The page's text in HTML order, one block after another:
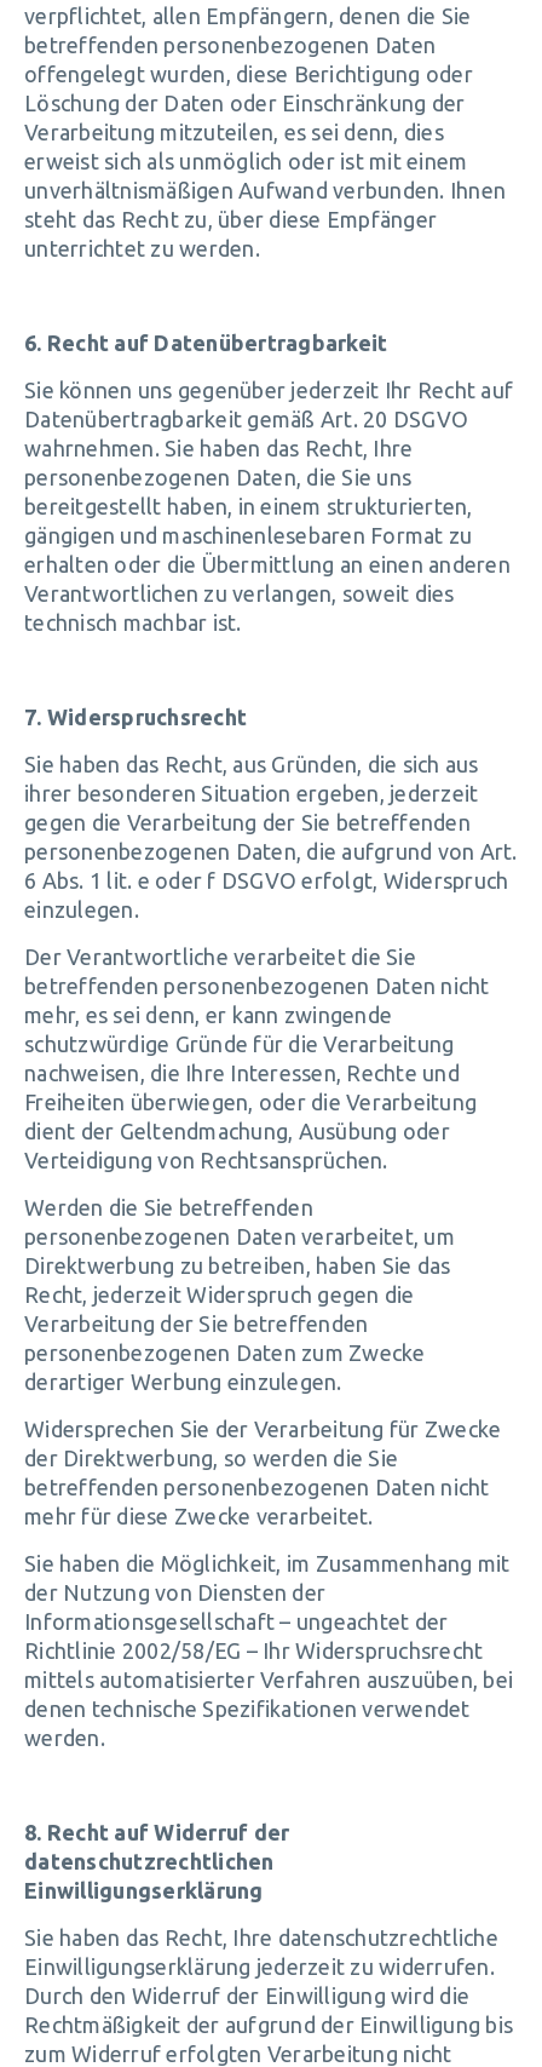
verpflichtet, allen Empfängern, denen die Sie
betreffenden personenbezogenen Daten
offengelegt wurden, diese Berichtigung oder
Löschung der Daten oder Einschränkung der
Verarbeitung mitzuteilen, es sei denn, dies
erweist sich als unmöglich oder ist mit einem
unverhältnismäßigen Aufwand verbunden. Ihnen
steht das Recht zu, über diese Empfänger
unterrichtet zu werden.
6. Recht auf Datenübertragbarkeit
Sie können uns gegenüber jederzeit Ihr Recht auf
Datenübertragbarkeit gemäß Art. 20 DSGVO
wahrnehmen. Sie haben das Recht, Ihre
personenbezogenen Daten, die Sie uns
bereitgestellt haben, in einem strukturierten,
gängigen und maschinenlesebaren Format zu
erhalten oder die Übermittlung an einen anderen
Verantwortlichen zu verlangen, soweit dies
technisch machbar ist.
7. Widerspruchsrecht
Sie haben das Recht, aus Gründen, die sich aus
ihrer besonderen Situation ergeben, jederzeit
gegen die Verarbeitung der Sie betreffenden
personenbezogenen Daten, die aufgrund von Art.
6 Abs. 1 lit. e oder f DSGVO erfolgt, Widerspruch
einzulegen.
Der Verantwortliche verarbeitet die Sie
betreffenden personenbezogenen Daten nicht
mehr, es sei denn, er kann zwingende
schutzwürdige Gründe für die Verarbeitung
nachweisen, die Ihre Interessen, Rechte und
Freiheiten überwiegen, oder die Verarbeitung
dient der Geltendmachung, Ausübung oder
Verteidigung von Rechtsansprüchen.
Werden die Sie betreffenden
personenbezogenen Daten verarbeitet, um
Direktwerbung zu betreiben, haben Sie das
Recht, jederzeit Widerspruch gegen die
Verarbeitung der Sie betreffenden
personenbezogenen Daten zum Zwecke
derartiger Werbung einzulegen.
Widersprechen Sie der Verarbeitung für Zwecke
der Direktwerbung, so werden die Sie
betreffenden personenbezogenen Daten nicht
mehr für diese Zwecke verarbeitet.
Sie haben die Möglichkeit, im Zusammenhang mit
der Nutzung von Diensten der
Informationsgesellschaft – ungeachtet der
Richtlinie 2002/58/EG – Ihr Widerspruchsrecht
mittels automatisierter Verfahren auszuüben, bei
denen technische Spezifikationen verwendet
werden.
8. Recht auf Widerruf der
datenschutzrechtlichen
Einwilligungserklärung
Sie haben das Recht, Ihre datenschutzrechtliche
Einwilligungserklärung jederzeit zu widerrufen.
Durch den Widerruf der Einwilligung wird die
Rechtmäßigkeit der aufgrund der Einwilligung bis
zum Widerruf erfolgten Verarbeitung nicht